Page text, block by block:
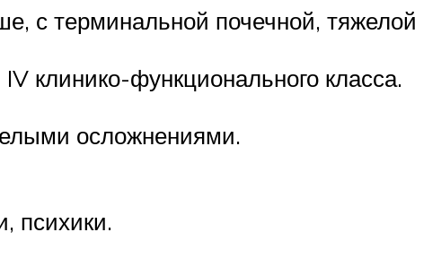
с терминальной почечной, тяжелой
клинико-функционального класса.
осложнениями.
психики.